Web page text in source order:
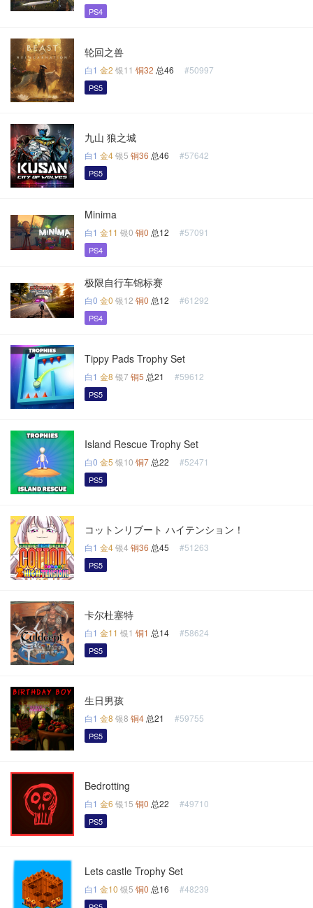
PS4
轮回之兽
白1 金2 银11 铜32 总46 #50997
PS5
九山 狼之城
白1 金4银5 铜36 总46 #57642
PS5
Minima
白1 金11 银0 铜0 总12 #57091
PS4
极限自行车锦标赛
白0 金0 银12 铜0 总12 #61292
PS4
Tippy Pads Trophy Set
白1 金8 银7 铜5 总21 #59612
PS5
Island Rescue Trophy Set
白0 金5 银10 铜7 总22 #52471
PS5
コットンリブート ハイテンション！
白1 金4银4 铜36 总45 #51263
PS5
卡尔杜塞特
白1 金11 银1 铜1 总14 #58624
PS5
生日男孩
白1 金8 银8 铜4 总21 #59755
PS5
Bedrotting
白1 金6 银15 铜0 总22 #49710
PS5
Lets castle Trophy Set
白1 金10 银5 铜0 总16 #48239